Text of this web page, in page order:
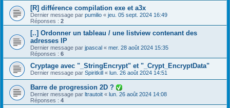
[R] différence compilation exe et a3x
Dernier message par pumilio « jeu. 05 sept. 2024 16:49
Réponses : 2
[..] Ordonner un tableau / une listview contenant des
adresses IP
Dernier message par jpascal « mer. 28 août 2024 15:35
Réponses : 6
Cryptage avec "_StringEncrypt" et "_Crypt_EncryptData"
Dernier message par Spiritkill « lun. 26 août 2024 14:51
Barre de progression 2D ?
Dernier message par ltrautoit « lun. 26 août 2024 14:08
Réponses : 4